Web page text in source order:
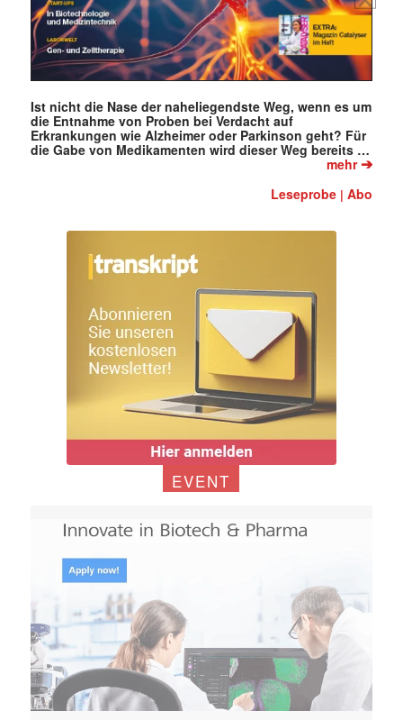
Ist nicht die Nase der naheliegendste Weg, wenn es um
die Entnahme von Proben bei Verdacht auf
Erkrankungen wie Alzheimer oder Parkinson geht? Für
die Gabe von Medikamenten wird dieser Weg bereits …
mehr➔
Leseprobe |Abo
EVENT